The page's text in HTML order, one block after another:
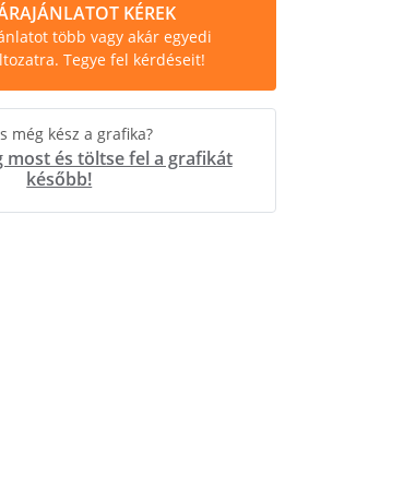
KÉREK
több vagy akár egyedi
Tegye fel kérdéseit!
még kész a grafika?
most és töltse fel a grafikát
később!